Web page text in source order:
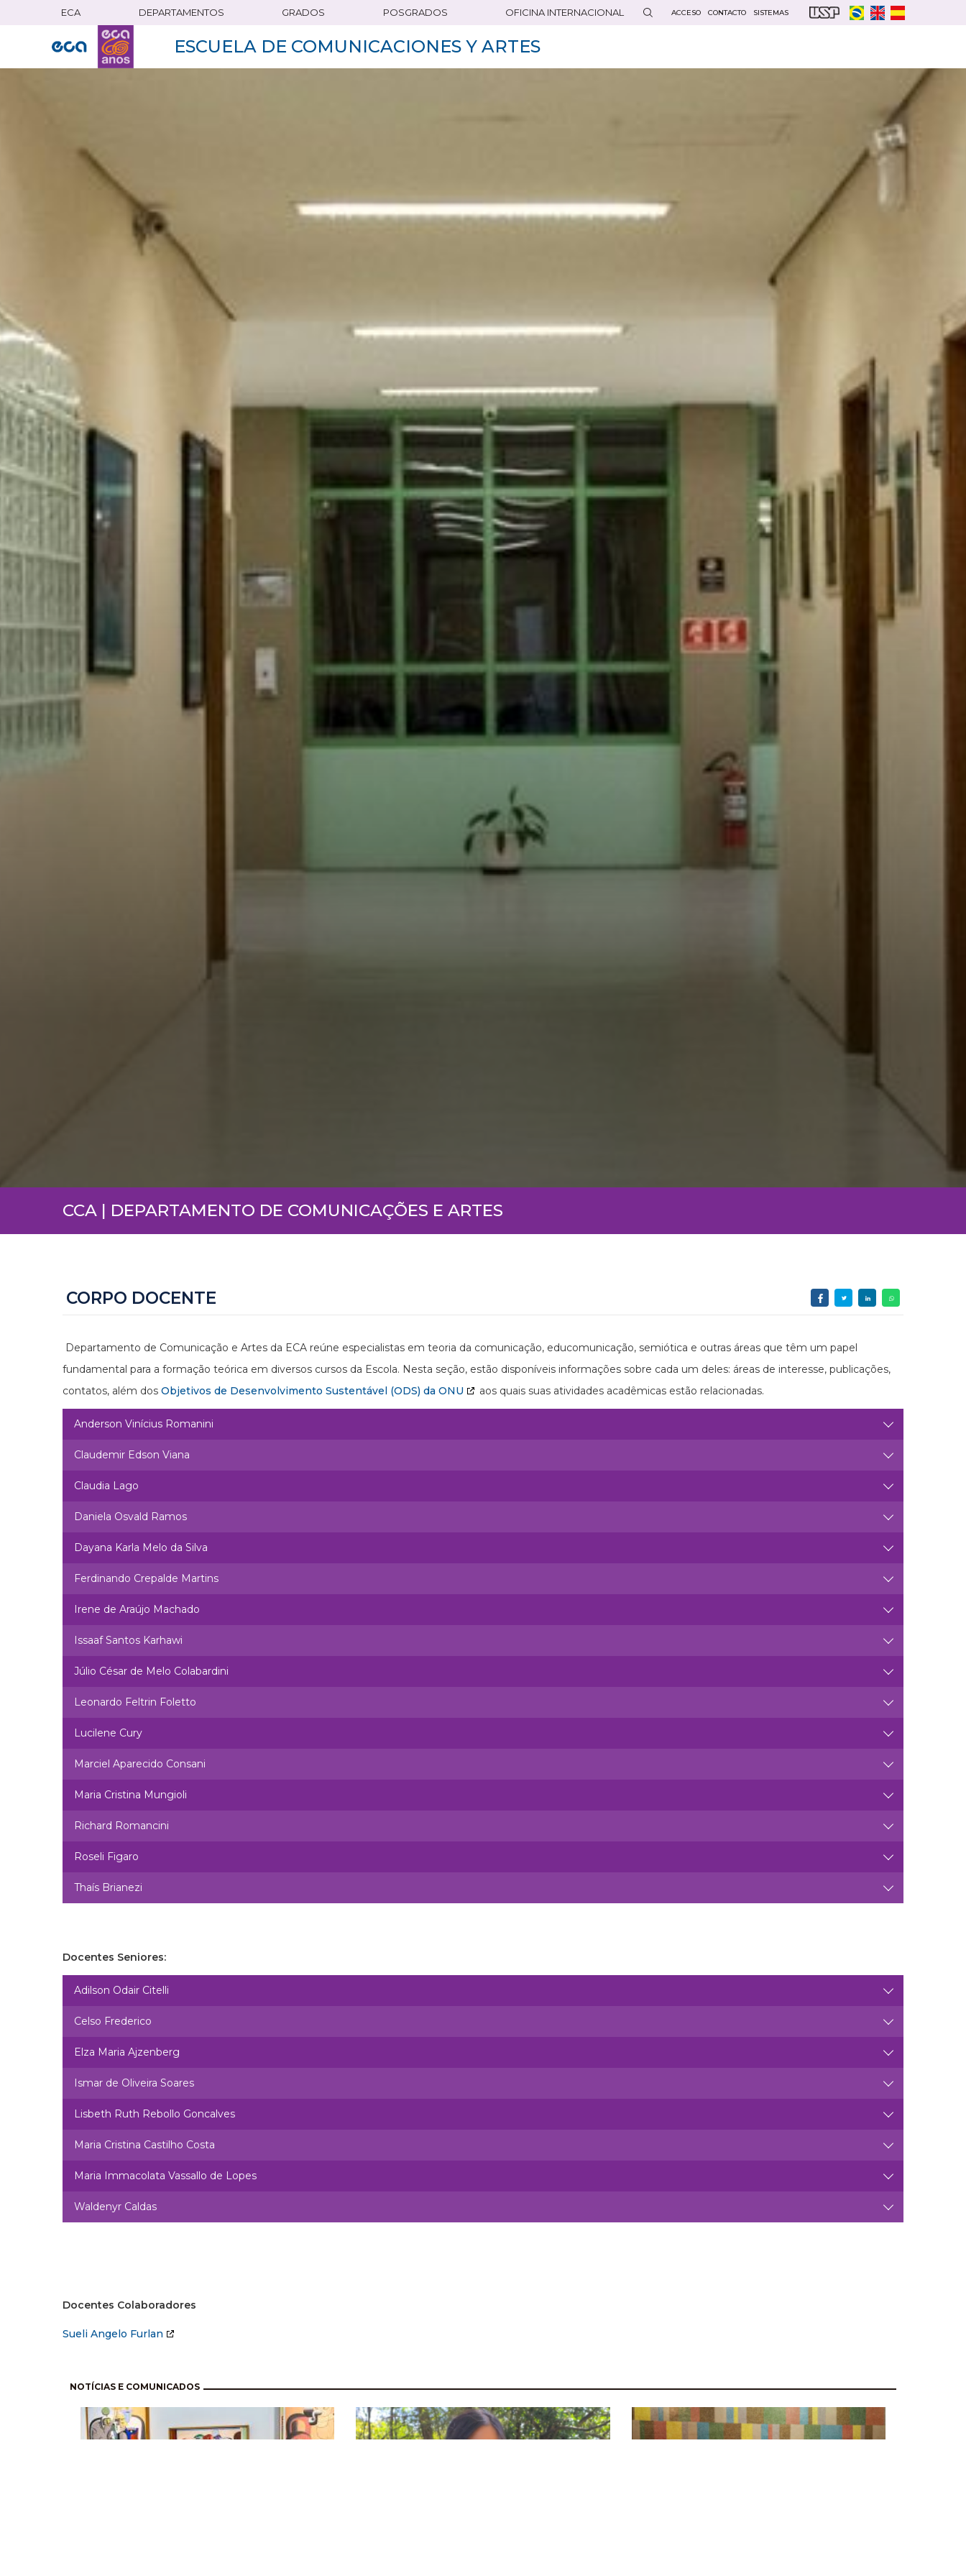
contenido
principal
ECA DEPARTAMENTOS GRADOS POSGRADOS OFICINA INTERNACIONAL ACCESO CONTACTO SISTEMAS
ESCUELA DE COMUNICACIONES Y ARTES
CCA | DEPARTAMENTO DE COMUNICAÇÕES E ARTES
CORPO DOCENTE
Departamento de Comunicação e Artes da ECA reúne especialistas em teoria da comunicação, educomunicação, semiótica e outras áreas que têm um papel
fundamental para a formação teórica em diversos cursos da Escola. Nesta seção, estão disponíveis informações sobre cada um deles: áreas de interesse, publicações,
contatos, além dos Objetivos de Desenvolvimento Sustentável (ODS) da ONU aos quais suas atividades acadêmicas estão relacionadas.
Anderson Vinícius Romanini
Claudemir Edson Viana
Claudia Lago
Daniela Osvald Ramos
Dayana Karla Melo da Silva
Ferdinando Crepalde Martins
Irene de Araújo Machado
Issaaf Santos Karhawi
Júlio César de Melo Colabardini
Leonardo Feltrin Foletto
Lucilene Cury
Marciel Aparecido Consani
Maria Cristina Mungioli
Richard Romancini
Roseli Figaro
Thaís Brianezi
Docentes Seniores:
Adilson Odair Citelli
Celso Frederico
Elza Maria Ajzenberg
Ismar de Oliveira Soares
Lisbeth Ruth Rebollo Goncalves
Maria Cristina Castilho Costa
Maria Immacolata Vassallo de Lopes
Waldenyr Caldas
Docentes Colaboradores
Sueli Angelo Furlan
NOTÍCIAS E COMUNICADOS
Paginación